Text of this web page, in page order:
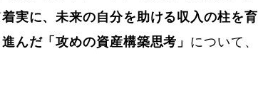
実に、未来の自分を助ける収入の柱を育
んだ「攻めの資産構築思考」 について、